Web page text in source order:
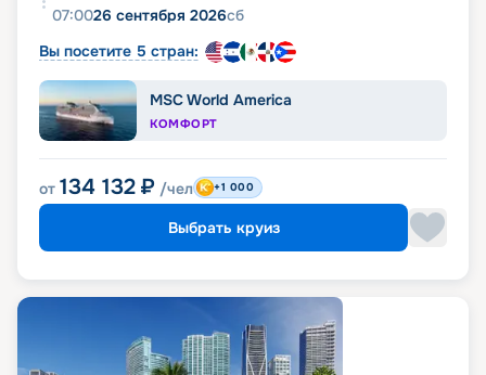
07:0026 сентября 2026сб
Вы посетите 5 стран:
MSC World America
КОМФОРТ
от 134 132 ₽ /чел +1 000
Выбрать круиз